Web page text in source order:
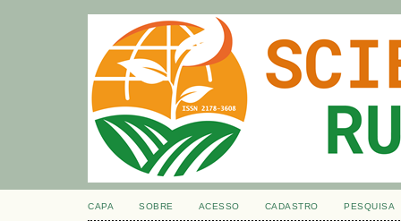
CAPA SOBRE ACESSO CADASTRO PESQUISA